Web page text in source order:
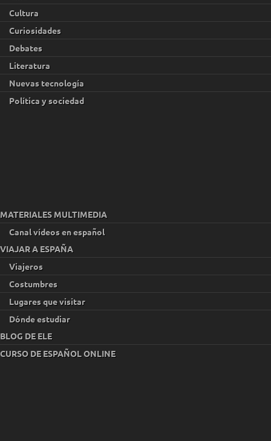
Cultura
Curiosidades
Debates
Literatura
Nuevas tecnología
Política y sociedad
MATERIALES MULTIMEDIA
Canal vídeos en español
VIAJAR A ESPAÑA
Viajeros
Costumbres
Lugares que visitar
Dónde estudiar
BLOG DE ELE
CURSO DE ESPAÑOL ONLINE